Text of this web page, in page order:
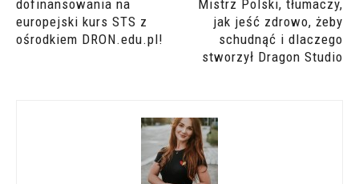
dofinansowania na
europejski kurs STS z
ośrodkiem DRON.edu.pl!
Mistrz Polski, tłumaczy,
jak jeść zdrowo, żeby
schudnąć i dlaczego
stworzył Dragon Studio